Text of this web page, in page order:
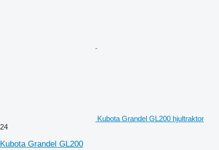
Kubota Grandel GL200 hjultraktor
24
Kubota Grandel GL200